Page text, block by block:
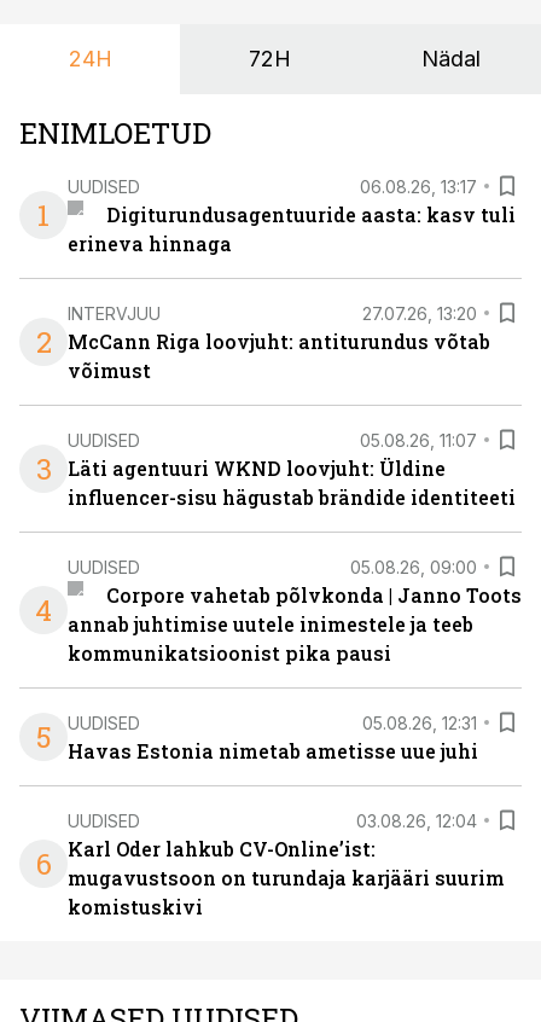
24H 72H Nädal
ENIMLOETUD
1
UUDISED 06.08.26, 13:17
Digiturundusagentuuride aasta: kasv tuli
erineva hinnaga
2
INTERVJUU 27.07.26, 13:20
McCann Riga loovjuht: antiturundus võtab
võimust
3
UUDISED 05.08.26, 11:07
Läti agentuuri WKND loovjuht: Üldine
influencer-sisu hägustab brändide identiteeti
4
UUDISED 05.08.26, 09:00
Corpore vahetab põlvkonda | Janno Toots
annab juhtimise uutele inimestele ja teeb
kommunikatsioonist pika pausi
5 UUDISED 05.08.26, 12:31
Havas Estonia nimetab ametisse uue juhi
6
UUDISED 03.08.26, 12:04
Karl Oder lahkub CV-Online’ist:
mugavustsoon on turundaja karjääri suurim
komistuskivi